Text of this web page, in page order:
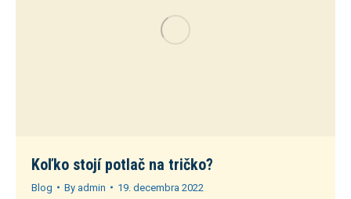
Koľko stojí potlač na tričko?
Blog By admin 19. decembra 2022